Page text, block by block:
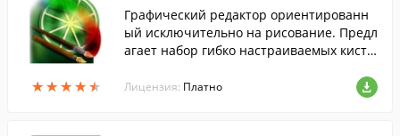
★★★★★
★★★★★
Графический редактор ориентированн
ый исключительно на рисование. Предл
агает набор гибко настраиваемых кисте
сок, поддерживает слои и многое друго
Лицензия: Платно